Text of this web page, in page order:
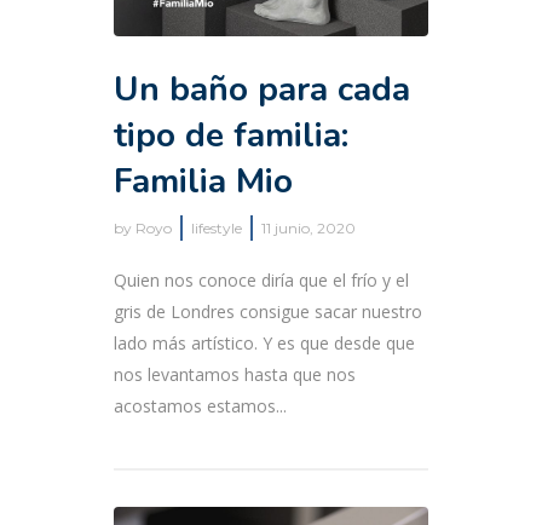
Un baño para cada
tipo de familia:
Familia Mio
by Royo lifestyle 11 junio, 2020
Quien nos conoce diría que el frío y el
gris de Londres consigue sacar nuestro
lado más artístico. Y es que desde que
nos levantamos hasta que nos
acostamos estamos...